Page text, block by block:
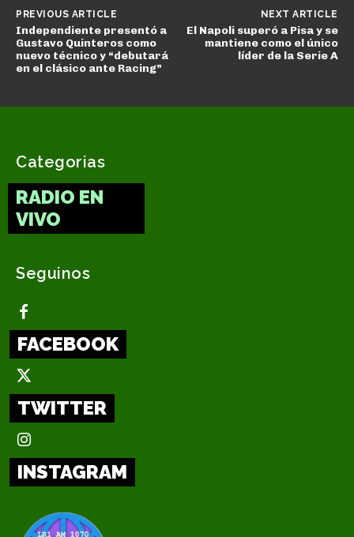
PREVIOUS ARTICLE
Independiente presentó a
Gustavo Quinteros como
nuevo técnico y “debutará
en el clásico ante Racing”
NEXT ARTICLE
El Napoli superó a Pisa y se
mantiene como el único
líder de la Serie A
Categorias
RADIO EN
VIVO
Seguinos
FACEBOOK
TWITTER
INSTAGRAM